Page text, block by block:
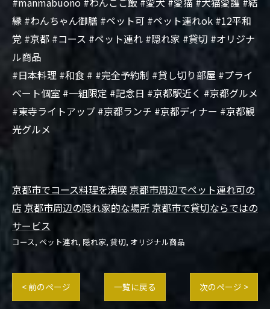
縁 #わんちゃん御膳 #ペット可 #ペット連れok #12平和
党 #京都 #コース #ペット連れ #隠れ家 #貸切 #オリジナ
ル商品
#日本料理 #和食 # #完全予約制 #貸し切り部屋 #プライ
ベート個室 #一組限定 #記念日 #京都駅近く #京都グルメ
#東寺ライトアップ #京都ランチ #京都ディナー #京都観
光グルメ
京都市でコース料理を満喫 京都市周辺でペット連れ可の
店京都市周辺の隠れ家的な場所京都市で貸切ならではの
サービス
コース ペット連れ 隠れ家 貸切 オリジナル商品
< 前のページ 一覧に戻る 次のページ >